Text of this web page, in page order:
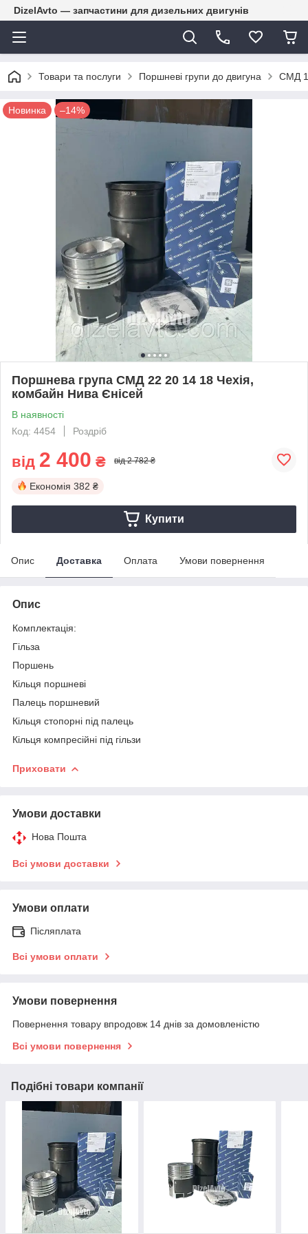
DizelAvto — запчастини для дизельних двигунів
Товари та послуги Поршневі групи до двигуна СМД
Новинка –14%
Поршнева група СМД 22 20 14 18 Чехія,
комбайн Нива Єнісей
В наявності
Код: 4454
Роздріб
від 2 400 ₴ від 2 782 ₴
Економія 382 ₴
Купити
Опис Доставка Оплата Умови повернення
Опис
Комплектація:
Гільза
Поршень
Кільця поршневі
Палець поршневий
Кільця стопорні під палець
Кільця компресійні під гільзи
Приховати
Умови доставки
Нова Пошта
Всі умови доставки
Умови оплати
Післяплата
Всі умови оплати
Умови повернення
Повернення товару впродовж 14 днів за домовленістю
Всі умови повернення
Подібні товари компанії